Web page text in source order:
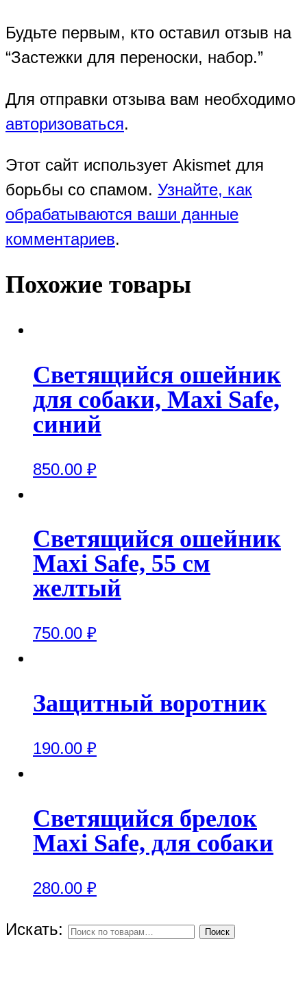
Будьте первым, кто оставил отзыв на
“Застежки для переноски, набор.”
Для отправки отзыва вам необходимо
авторизоваться.
Этот сайт использует Akismet для
борьбы со спамом. Узнайте, как
обрабатываются ваши данные
комментариев.
Похожие товары
Светящийся ошейник
для собаки, Maxi Safe,
синий
850.00 ₽
Светящийся ошейник
Maxi Safe, 55 см
желтый
750.00 ₽
Защитный воротник
190.00 ₽
Светящийся брелок
Maxi Safe, для собаки
280.00 ₽
Искать: Поиск